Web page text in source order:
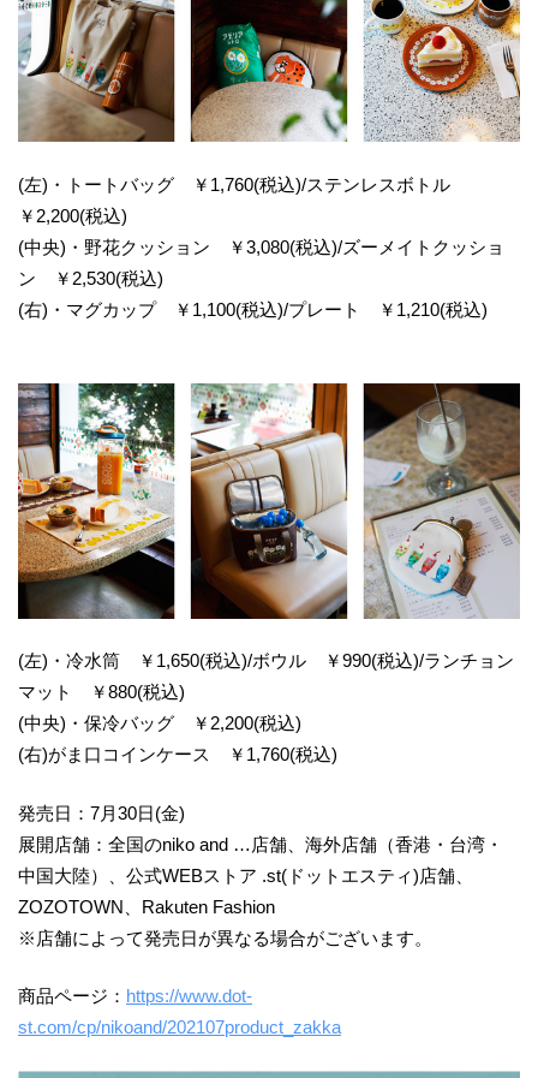
(左)・トートバッグ ￥1,760(税込)/ステンレスボトル
￥2,200(税込)
(中央)・野花クッション ￥3,080(税込)/ズーメイトクッショ
ン ￥2,530(税込)
(右)・マグカップ ￥1,100(税込)/プレート ￥1,210(税込)
(左)・冷水筒 ￥1,650(税込)/ボウル ￥990(税込)/ランチョン
マット ￥880(税込)
(中央)・保冷バッグ ￥2,200(税込)
(右)がま口コインケース ￥1,760(税込)
発売日：7月30日(金)
展開店舗：全国のniko and …店舗、海外店舗（香港・台湾・
中国大陸）、公式WEBストア .st(ドットエスティ)店舗、
ZOZOTOWN、Rakuten Fashion
※店舗によって発売日が異なる場合がございます。
商品ページ： https://www.dot-
st.com/cp/nikoand/202107product_zakka